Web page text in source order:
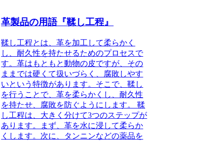
革製品の用語『鞣し工程』
鞣し工程とは、革を加工して柔らかく
し、耐久性を持たせるためのプロセスで
す。革はもともと動物の皮ですが、その
ままでは硬くて扱いづらく、腐敗しやす
いという特徴があります。そこで、鞣し
を行うことで、革を柔らかくし、耐久性
を持たせ、腐敗を防ぐようにします。 鞣
し工程は、大きく分けて3つのステップが
あります。まず、革を水に浸して柔らか
くします。次に、タンニンなどの薬品を